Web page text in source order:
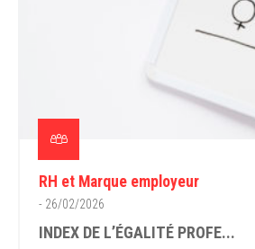
RH et Marque employeur
- 26/02/2026
INDEX DE L’ÉGALITÉ PROFE...